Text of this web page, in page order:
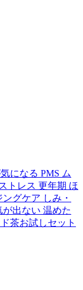
になる PMS ム
ストレス 更年期 ほ
ングケア しみ・
が出ない 温めた
茶お試しセット